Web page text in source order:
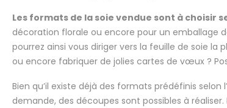
Les formats de la soie vendue sont à choisir
décoration florale ou encore pour un emballage
pourrez ainsi vous diriger vers la feuille de soie la
ou encore fabriquer de jolies cartes de vœux ?
Bien qu’il existe déjà des formats prédéfinis selon
demande, des découpes sont possibles à